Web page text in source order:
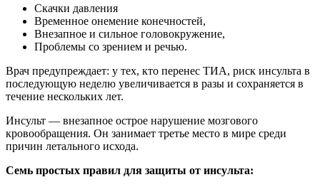
Скачки давления
Временное онемение конечностей,
Внезапное и сильное головокружение,
Проблемы со зрением и речью.
Врач предупреждает: у тех, кто перенес ТИА, риск инсульта в
последующую неделю увеличивается в разы и сохраняется в
течение нескольких лет.
Инсульт — внезапное острое нарушение мозгового
кровообращения. Он занимает третье место в мире среди
причин летального исхода.
Семь простых правил для защиты от инсульта: